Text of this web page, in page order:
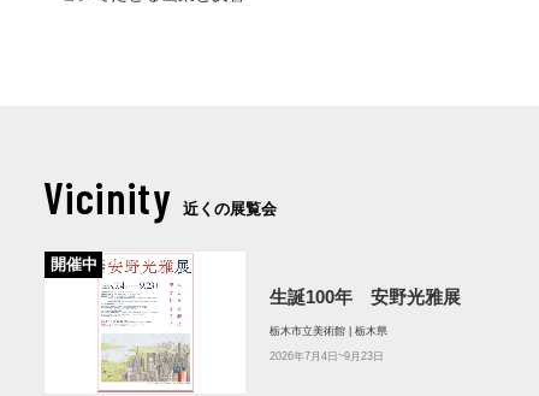
Vicinity 近くの展覧会
開催中
生誕100年 安野光雅展
栃木市立美術館 | 栃木県
2026年7月4日~9月23日